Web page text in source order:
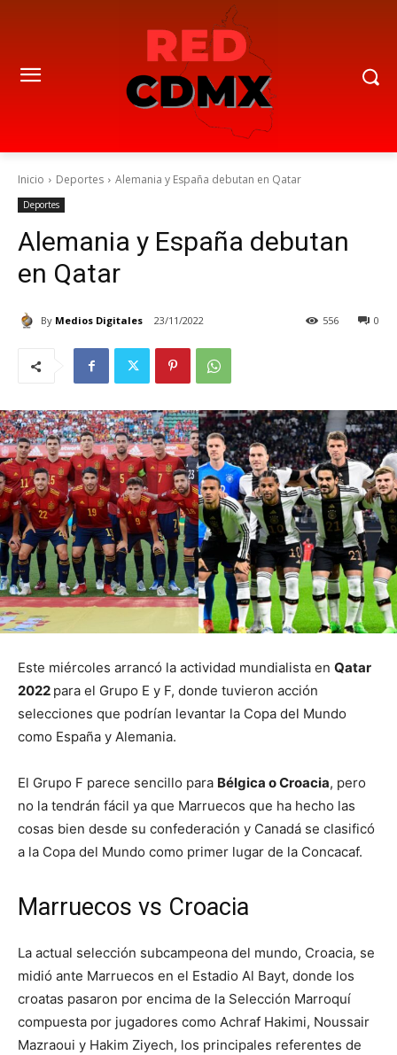
Inicio Deportes Alemania y España debutan en Qatar
Deportes
Alemania y España debutan
en Qatar
By Medios Digitales 23/11/2022 0
556
Este miércoles arrancó la actividad mundialista en Qatar
2022 para el Grupo E y F, donde tuvieron acción
selecciones que podrían levantar la Copa del Mundo
como España y Alemania.
El Grupo F parece sencillo para Bélgica o Croacia, pero
no la tendrán fácil ya que Marruecos que ha hecho las
cosas bien desde su confederación y Canadá se clasificó
a la Copa del Mundo como primer lugar de la Concacaf.
Marruecos vs Croacia
La actual selección subcampeona del mundo, Croacia, se
midió ante Marruecos en el Estadio Al Bayt, donde los
croatas pasaron por encima de la Selección Marroquí
compuesta por jugadores como Achraf Hakimi, Noussair
Mazraoui y Hakim Ziyech, los principales referentes de